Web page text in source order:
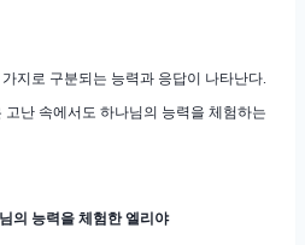
지로 구분되는 능력과 응답이 나타난다.
난 속에서도 하나님의 능력을 체험하는
의 능력을 체험한 엘리야